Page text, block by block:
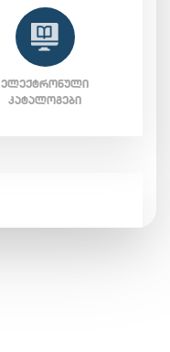
ᲔᲚᲔᲥᲢᲠᲝᲜᲣᲚᲘ
ᲙᲐᲢᲐᲚᲝᲒᲔᲑᲘ